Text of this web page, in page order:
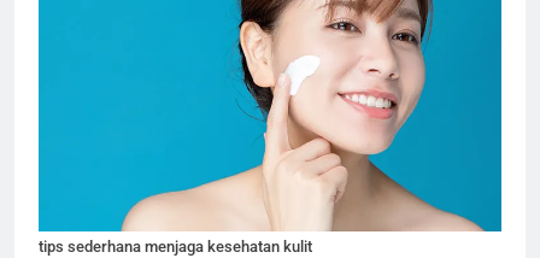
tips sederhana menjaga kesehatan kulit